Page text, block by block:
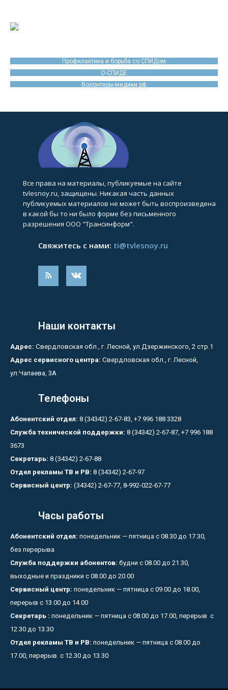
Профилактика и борьба со СПИДом
О-СПИДЕ
Волонтеры-медики.рф
Все права на материалы, публикуемые на сайте
tvlesnoy.ru, защищены. Никакая часть данных
публикуемых материалов не может быть воспроизведена
в какой бы то ни было форме без письменного
разрешения ООО "Трансинформ".
Свяжитесь с нами: ti@tvlesnoy.ru
Наши контакты
Адрес: Свердловская обл., г. Лесной, ул.Дзержинского, 2 стр.1
Адрес сервисного центра: Свердловская обл., г. Лесной,
ул.Чапаева, 3А
Телефоны
Абонентский отдел: 8 (34342) 2-67-83, +7 996 188 3328
Служба технической поддержки: 8 (34342) 2-67-87, +7 996 188
3673
Секретарь: 8 (34342) 2-67-88
Отдел рекламы ТВ и РВ: 8 (34342) 2-67-97
Сервисный центр: (34342) 2-67-77, 8-992-022-67-77
Часы работы
Абонентский отдел: понедельник — пятница с 08.30 до 17.30,
без перерыва
Служба поддержки абонентов: будни с 08.00 до 21.30,
выходные и праздники с 08.00 до 20.00
Сервисный центр: понедельник — пятница с 09.00 до 18.00,
перерыв с 13.00 до 14.00
Секретарь : понедельник — пятница с 08.00 до 17.00, перерыв с
12.30 до 13.30
Отдел рекламы ТВ и РВ: понедельник — пятница с 08.00 до
17.00, перерыв с 12.30 до 13.30